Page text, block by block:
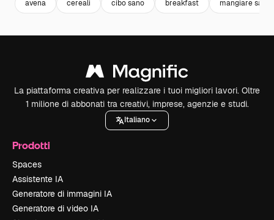
avena cereali cibo sano breakfast mangiare sano
La piattaforma creativa per realizzare i tuoi migliori lavori. Oltre
1 milione di abbonati tra creativi, imprese, agenzie e studi.
Italiano
Prodotti
Spaces
Assistente IA
Generatore di immagini IA
Generatore di video IA